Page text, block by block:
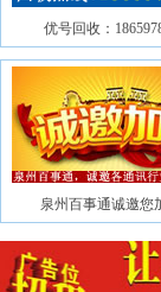
优号回收：
泉州百事通诚邀您